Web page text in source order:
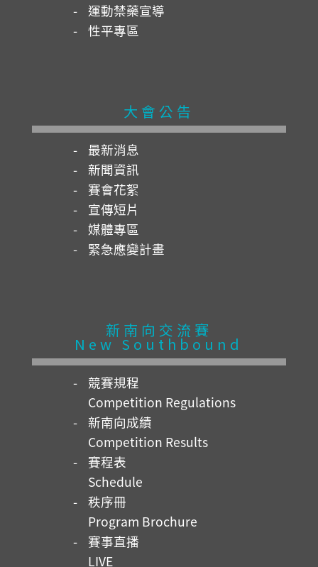
運動禁藥宣導
性平專區
大會公告
最新消息
新聞資訊
賽會花絮
宣傳短片
媒體專區
緊急應變計畫
新南向交流賽
New Southbound
競賽規程
Competition Regulations
新南向成績
Competition Results
賽程表
Schedule
秩序冊
Program Brochure
賽事直播
LIVE